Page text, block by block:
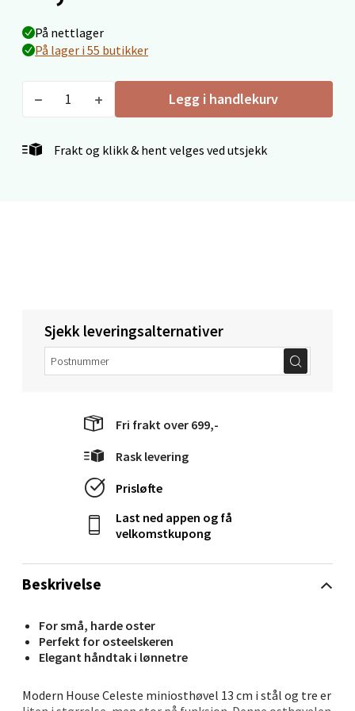
På nettlager
På lager i 55 butikker
Legg i handlekurv
Frakt og klikk & hent velges ved utsjekk
Beskrivelse
For små, harde oster
Perfekt for osteelskeren
Elegant håndtak i lønnetre
Modern House Celeste miniosthøvel 13 cm i stål og tre er
Sjekk leveringsalternativer
Fri frakt over 699,-
Rask levering
Prisløfte
Last ned appen og få
velkomstkupong
Senter Madla
Madlakrossen nr 9, 4042 Stavanger
Åpent i dag 10-19
7 i butikk
Velg
Mandal - Alti Mandal
Skarvøyveien 55, 4517 Mandal
Åpent i dag 10-18
4 i butikk
Mo i Rana - Thon Senter Mo i